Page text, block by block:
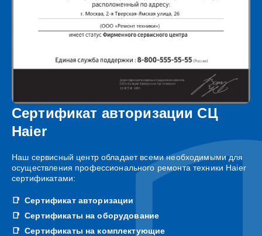
Сертификат авторизации СЦ
Haier
Наш сервисный центр обладает всеми необходимыми для
осуществления профессионального ремонта техники Haier
сертификатами:
Сертификат авторизации
Сертификаты на оборудование
Сертификаты на комплектующие